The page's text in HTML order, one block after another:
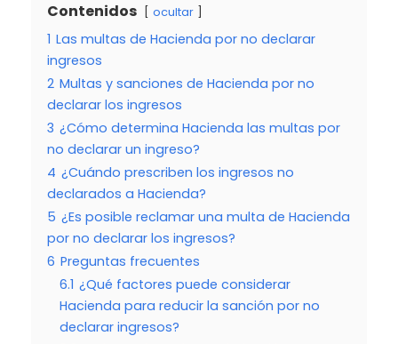
Contenidos ocultar
1 Las multas de Hacienda por no declarar
ingresos
2 Multas y sanciones de Hacienda por no
declarar los ingresos
3 ¿Cómo determina Hacienda las multas por
no declarar un ingreso?
4 ¿Cuándo prescriben los ingresos no
declarados a Hacienda?
5 ¿Es posible reclamar una multa de Hacienda
por no declarar los ingresos?
6 Preguntas frecuentes
6.1 ¿Qué factores puede considerar
Hacienda para reducir la sanción por no
declarar ingresos?